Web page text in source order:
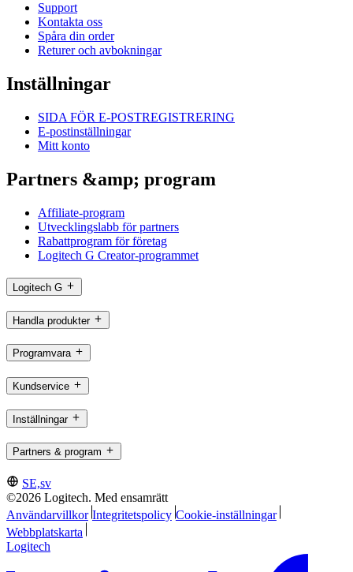
Support
Kontakta oss
Spåra din order
Returer och avbokningar
Inställningar
SIDA FÖR E-POSTREGISTRERING
E-postinställningar
Mitt konto
Partners &amp; program
Affiliate-program
Utvecklingslabb för partners
Rabattprogram för företag
Logitech G Creator-programmet
Logitech G
Handla produkter
Programvara
Kundservice
Inställningar
Partners & program
SE,sv
©2026 Logitech. Med ensamrätt
Användarvillkor Integritetspolicy Cookie-inställningar
Webbplatskarta
Logitech